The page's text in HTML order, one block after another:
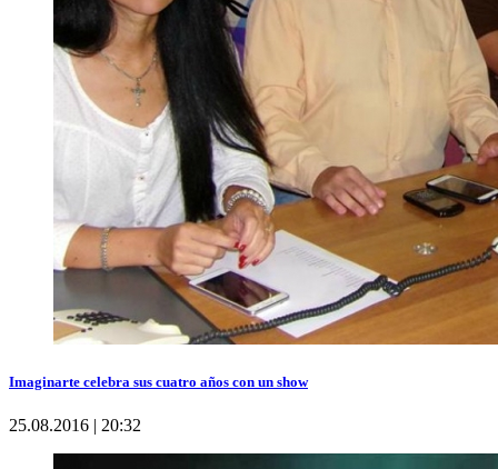
Imaginarte celebra sus cuatro años con un show
25.08.2016 | 20:32